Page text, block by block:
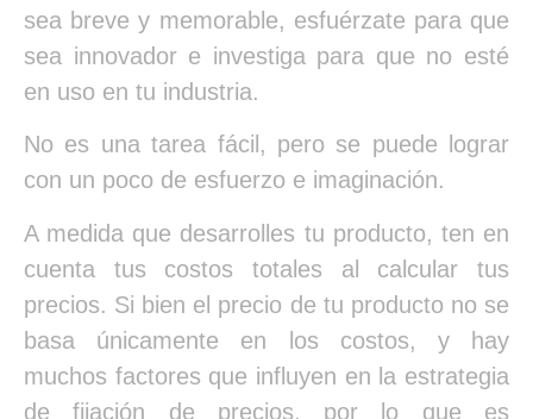
sea breve y memorable, esfuérzate para que
sea innovador e investiga para que no esté
en uso en tu industria.
No es una tarea fácil, pero se puede lograr
con un poco de esfuerzo e imaginación.
A medida que desarrolles tu producto, ten en
cuenta tus costos totales al calcular tus
precios. Si bien el precio de tu producto no se
basa únicamente en los costos, y hay
muchos factores que influyen en la estrategia
de fijación de precios, por lo que es